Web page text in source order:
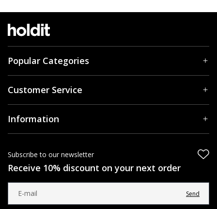
Popular Categories
Customer Service
Information
Subscribe to our newsletter
Receive 10% discount on your next order
Send